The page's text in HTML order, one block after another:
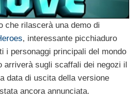
che rilascerà una demo di
, interessante picchiaduro
i personaggi principali del mondo
arriverà sugli scaffali dei negozi il
data di uscita della versione
ancora annunciata.